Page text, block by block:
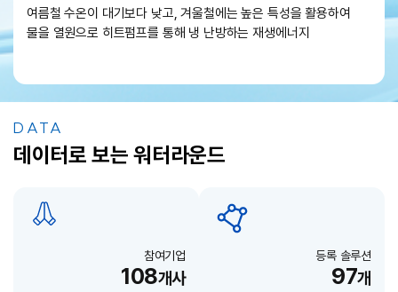
여름철 수온이 대기보다 낮고, 겨울철에는 높은 특성을 활용하여
물을 열원으로 히트펌프를 통해 냉 난방하는 재생에너지
밀
DATA
데이터로 보는 워터라운드
참여기업
108개사
등록 솔루션
97개